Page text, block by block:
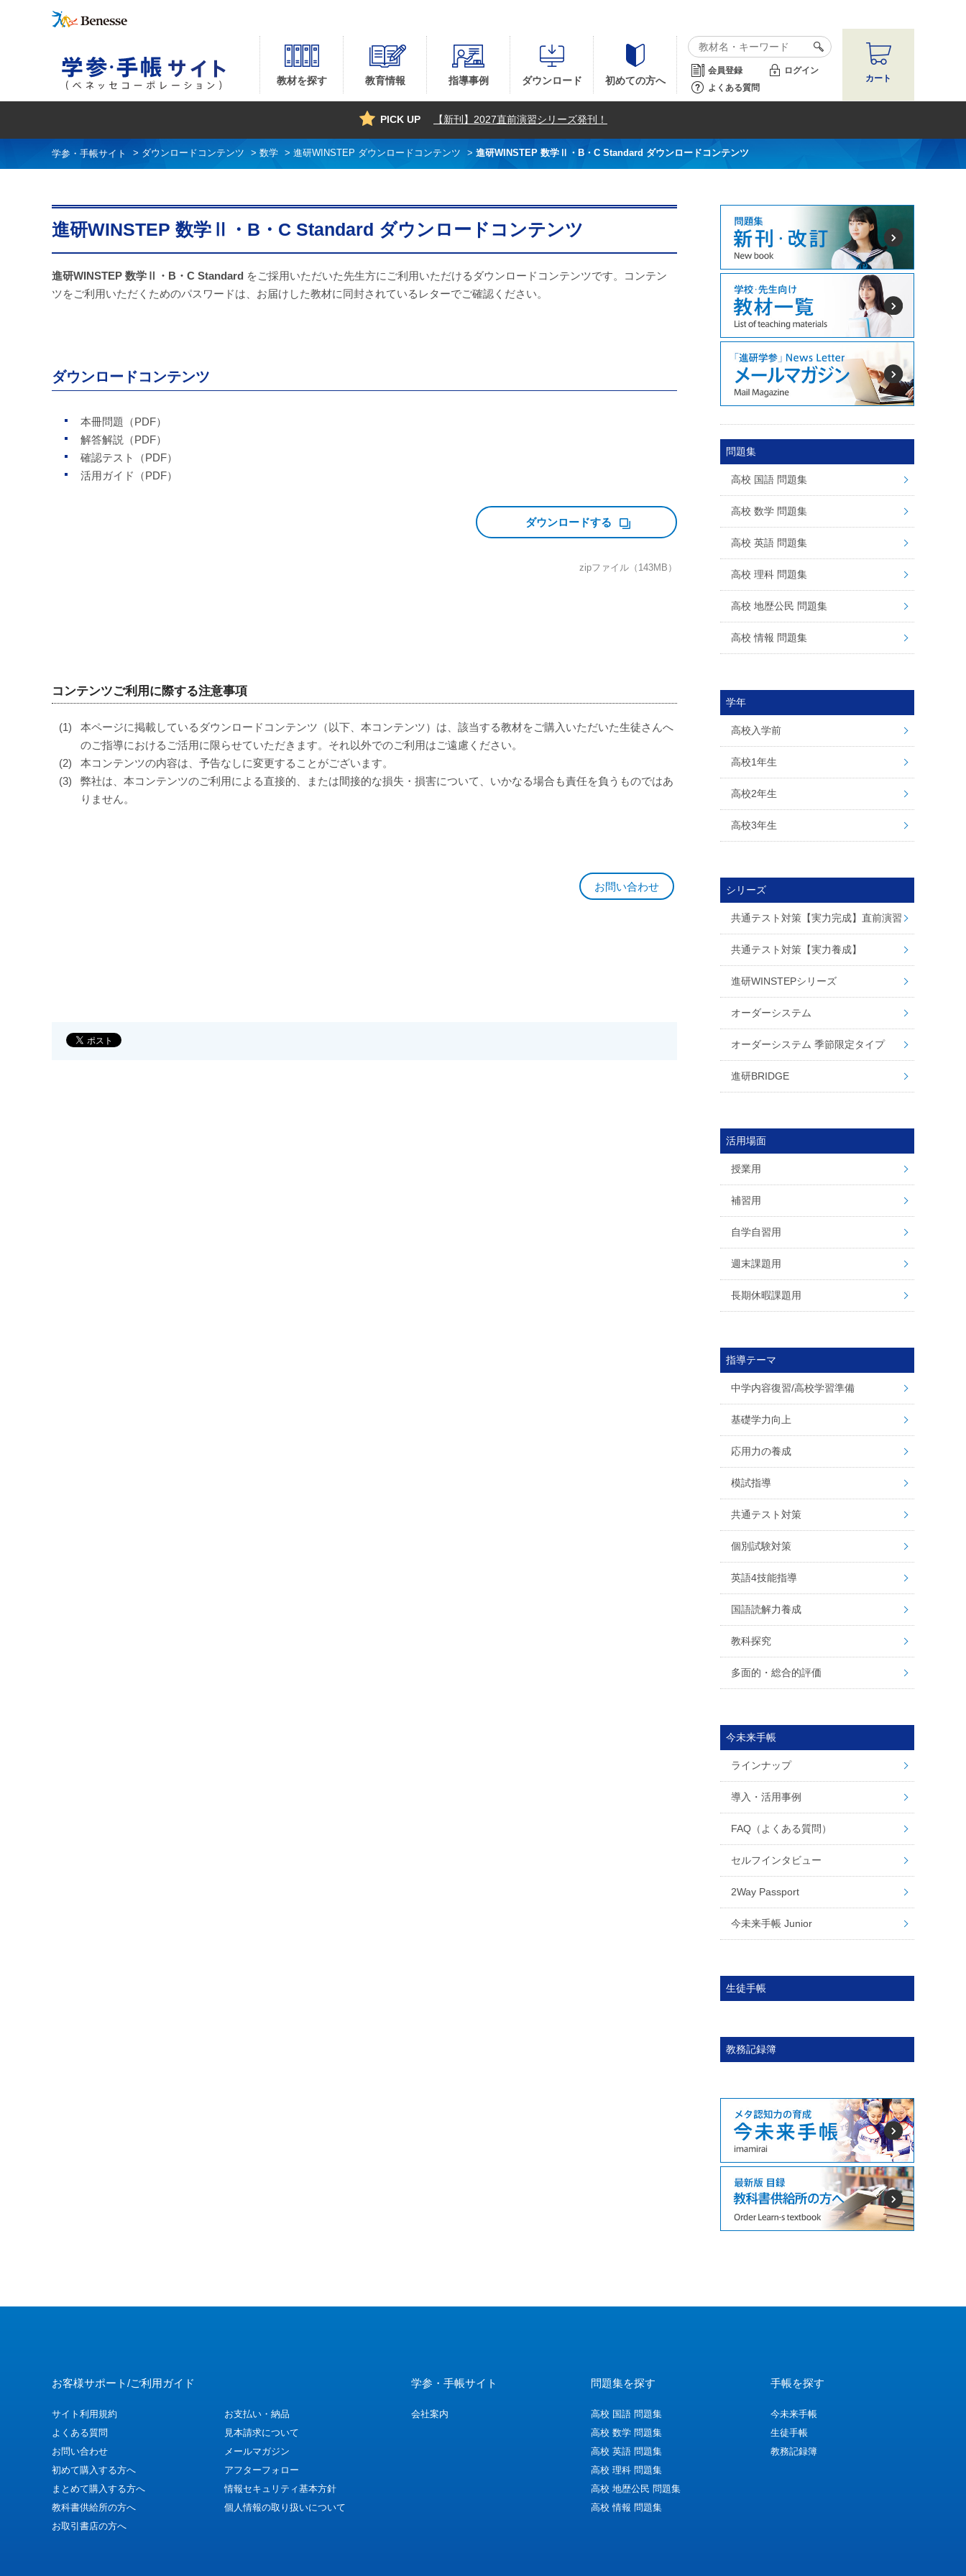
教材を探す 教育情報 指導事例 ダウンロード 初めての方へ
会員登録
ログイン
よくある質問
カート
PICK UP 【新刊】2027直前演習シリーズ発刊！
> ダウンロードコンテンツ > 数学 > 進研WINSTEP ダウンロードコンテンツ > 進研WINSTEP 数学Ⅱ・B・C Standard ダウンロードコンテンツ
問題集
高校 国語 問題集
高校 数学 問題集
高校 英語 問題集
高校 理科 問題集
高校 地歴公民 問題集
高校 情報 問題集
学年
高校入学前
高校1年生
高校2年生
高校3年生
シリーズ
共通テスト対策【実力完成】直前演習
共通テスト対策【実力養成】
進研WINSTEPシリーズ
オーダーシステム
オーダーシステム 季節限定タイプ
進研BRIDGE
活用場面
授業用
補習用
自学自習用
週末課題用
長期休暇課題用
指導テーマ
中学内容復習/高校学習準備
基礎学力向上
応用力の養成
模試指導
共通テスト対策
個別試験対策
英語4技能指導
国語読解力養成
教科探究
多面的・総合的評価
今未来手帳
ラインナップ
導入・活用事例
FAQ（よくある質問）
セルフインタビュー
2Way Passport
今未来手帳 Junior
生徒手帳
教務記録簿
進研WINSTEP 数学Ⅱ・B・C Standard ダウンロードコンテンツ
進研WINSTEP 数学Ⅱ・B・C Standard をご採用いただいた先生方にご利用いただけるダウンロードコンテンツです。コンテン
ツをご利用いただくためのパスワードは、お届けした教材に同封されているレターでご確認ください。
ダウンロードコンテンツ
本冊問題（PDF）
解答解説（PDF）
確認テスト（PDF）
活用ガイド（PDF）
ダウンロードする
zipファイル（143MB）
コンテンツご利用に際する注意事項
本ページに掲載しているダウンロードコンテンツ（以下、本コンテンツ）は、該当する教材をご購入いただいた生徒さんへ
のご指導におけるご活用に限らせていただきます。それ以外でのご利用はご遠慮ください。
本コンテンツの内容は、予告なしに変更することがございます。
弊社は、本コンテンツのご利用による直接的、または間接的な損失・損害について、いかなる場合も責任を負うものではあ
りません。
お問い合わせ
お客様サポート/ご利用ガイド
サイト利用規約
よくある質問
お問い合わせ
初めて購入する方へ
まとめて購入する方へ
教科書供給所の方へ
お取引書店の方へ
お支払い・納品
見本請求について
メールマガジン
アフターフォロー
情報セキュリティ基本方針
個人情報の取り扱いについて
学参・手帳サイト
会社案内
問題集を探す
高校 国語 問題集
高校 数学 問題集
高校 英語 問題集
高校 理科 問題集
高校 地歴公民 問題集
高校 情報 問題集
手帳を探す
今未来手帳
生徒手帳
教務記録簿